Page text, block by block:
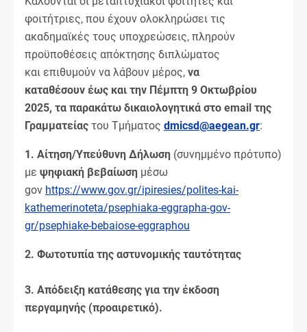
φοιτήτριες, που έχουν ολοκληρώσει τις
ακαδημαϊκές τους υποχρεώσεις, πληρούν
προϋποθέσεις απόκτησης διπλώματος
και επιθυμούν να λάβουν μέρος, να
καταθέσουν έως και την Πέμπτη 9 Οκτωβρίου
2025, τα παρακάτω δικαιολογητικά στο email της
Γραμματείας του Τμήματος dmicsd@aegean.gr:
1. Αίτηση/Υπεύθυνη Δήλωση (συνημμένο πρότυπο)
με ψηφιακή βεβαίωση μέσω
gov https://www.gov.gr/ipiresies/polites-kai-
kathemerinoteta/psephiaka-eggrapha-gov-
gr/psephiake-bebaiose-eggraphou
2. Φωτοτυπία της αστυνομικής ταυτότητας
3. Απόδειξη κατάθεσης για την έκδοση
περγαμηνής (προαιρετικό).